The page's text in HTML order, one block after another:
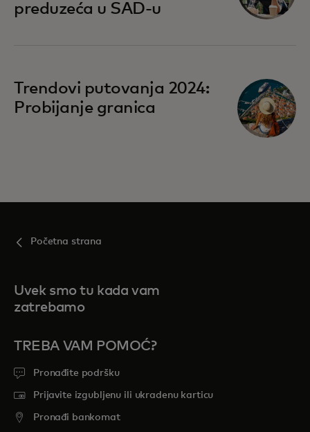
preduzeća u SAD-u
Trendovi putovanja 2024:
Probijanje granica
Početna strana
Uvek smo tu kada vam
zatrebamo
TREBA VAM POMOĆ?
Pronađite podršku
Prijavite izgubljenu ili ukradenu karticu
Pronađi bankomat